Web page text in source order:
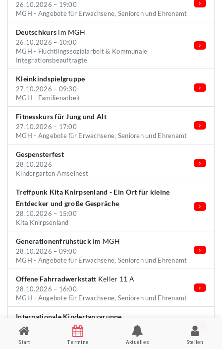
26.10.2026 – 19:00
MGH - Angebote für Erwachsene, Senioren und Ehrenamt
Deutschkurs im MGH
26.10.2026 – 10:00
MGH - Flüchtlingssozialarbeit & Kommunale
Integrationsbeauftragte
Kleinkindspielgruppe
27.10.2026 – 09:30
MGH - Familienarbeit
Fitnesskurs für Jung und Alt
27.10.2026 – 17:00
MGH - Angebote für Erwachsene, Senioren und Ehrenamt
Gespensterfest
28.10.2026
Kindergarten Amselnest
Treffpunk Kita Knirpsenland - Ein Ort für kleine
Entdecker und große Gespräche
28.10.2026 – 15:00
Kita Knirpsenland
Generationenfrühstückim MGH
28.10.2026 – 09:00
MGH - Angebote für Erwachsene, Senioren und Ehrenamt
Offene Fahrradwerkstatt Keller 11 A
28.10.2026 – 16:00
MGH - Angebote für Erwachsene, Senioren und Ehrenamt
Internationale Kindertanzgruppe
28.10.2026 – 17:00
MGH - Kinder- und Jugendarbeit
Start Termine Aktuelles Stellen